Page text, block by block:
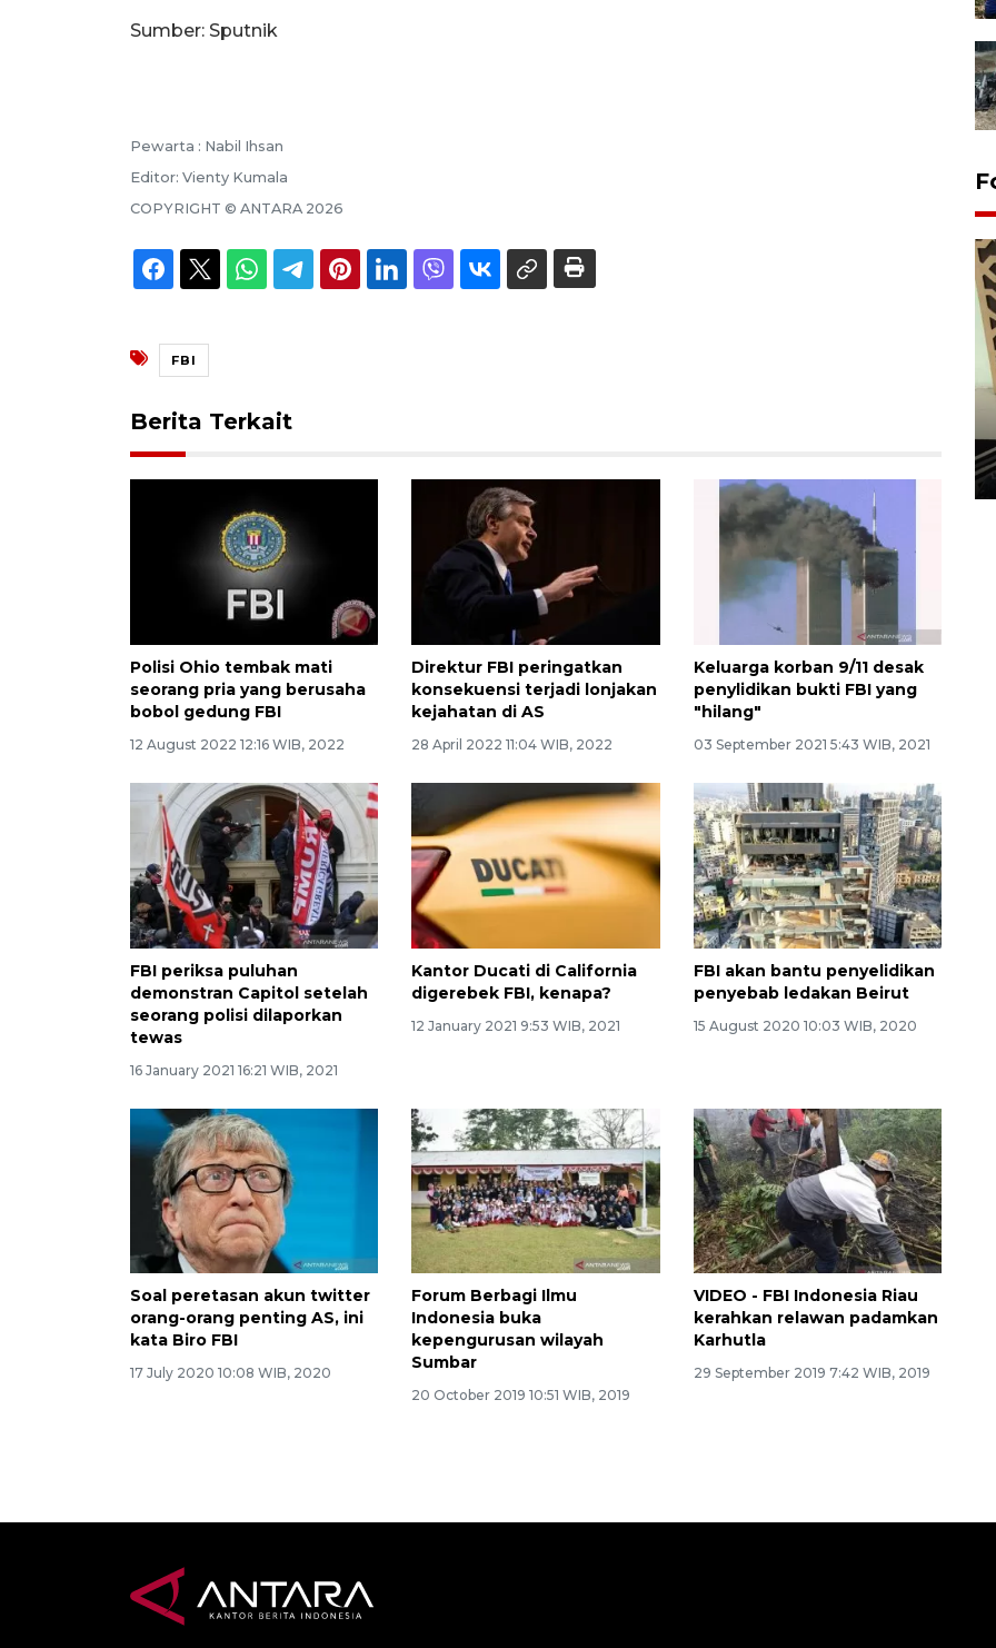
Sumber: Sputnik
Pewarta : Nabil Ihsan
Editor: Vienty Kumala
COPYRIGHT © ANTARA 2026
FBI
Berita Terkait
Polisi Ohio tembak mati
seorang pria yang berusaha
bobol gedung FBI
12 August 2022 12:16 WIB, 2022
Direktur FBI peringatkan
konsekuensi terjadi lonjakan
kejahatan di AS
28 April 2022 11:04 WIB, 2022
Keluarga korban 9/11 desak
penylidikan bukti FBI yang
"hilang"
03 September 2021 5:43 WIB, 2021
FBI periksa puluhan
demonstran Capitol setelah
seorang polisi dilaporkan
tewas
16 January 2021 16:21 WIB, 2021
Kantor Ducati di California
digerebek FBI, kenapa?
12 January 2021 9:53 WIB, 2021
FBI akan bantu penyelidikan
penyebab ledakan Beirut
15 August 2020 10:03 WIB, 2020
Soal peretasan akun twitter
orang-orang penting AS, ini
kata Biro FBI
17 July 2020 10:08 WIB, 2020
Forum Berbagi Ilmu
Indonesia buka
kepengurusan wilayah
Sumbar
20 October 2019 10:51 WIB, 2019
VIDEO - FBI Indonesia Riau
kerahkan relawan padamkan
Karhutla
29 September 2019 7:42 WIB, 2019